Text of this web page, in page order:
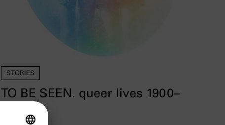
STORIES
TO BE SEEN. queer lives 1900–